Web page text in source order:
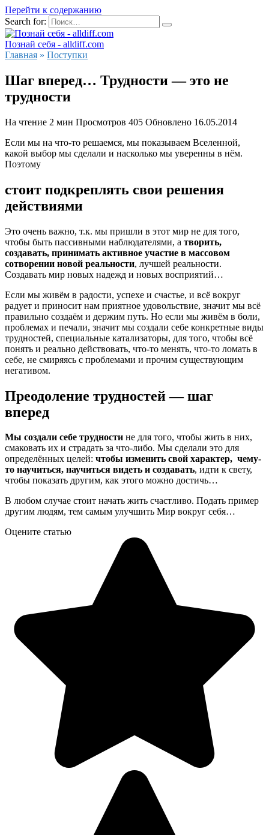
Перейти к содержанию
Search for:
Познай себя - alldiff.com
Главная » Поступки
Шаг вперед… Трудности — это не
трудности
На чтение 2 мин Просмотров 405 Обновлено 16.05.2014
Если мы на что-то решаемся, мы показываем Вселенной,
какой выбор мы сделали и насколько мы уверенны в нём.
Поэтому
стоит подкреплять свои решения
действиями
Это очень важно, т.к. мы пришли в этот мир не для того,
чтобы быть пассивными наблюдателями, а творить,
создавать, принимать активное участие в массовом
сотворении новой реальности, лучшей реальности.
Создавать мир новых надежд и новых восприятий…
Если мы живём в радости, успехе и счастье, и всё вокруг
радует и приносит нам приятное удовольствие, значит мы всё
правильно создаём и держим путь. Но если мы живём в боли,
проблемах и печали, значит мы создали себе конкретные виды
трудностей, специальные катализаторы, для того, чтобы всё
понять и реально действовать, что-то менять, что-то ломать в
себе, не смиряясь с проблемами и прочим существующим
негативом.
Преодоление трудностей — шаг
вперед
Мы создали себе трудности не для того, чтобы жить в них,
смаковать их и страдать за что-либо. Мы сделали это для
определённых целей: чтобы изменить свой характер, чему-
то научиться, научиться видеть и создавать, идти к свету,
чтобы показать другим, как этого можно достичь…
В любом случае стоит начать жить счастливо. Подать пример
другим людям, тем самым улучшить Мир вокруг себя…
Оцените статью